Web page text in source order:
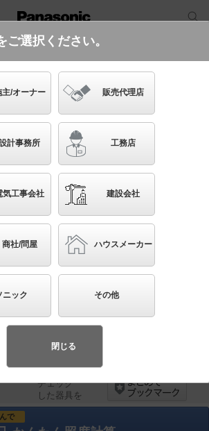
）
ワード
索 Natural以外のデザイン（畳数がおな
1/28
く 生産終了予定品を省く
ダウンロード
チェック
した器具を
で
ご選択ください。
主/オーナー 販売代理店
計事務所 工務店
気工事会社 建設会社
商社/問屋 ハウスメーカー
ニック その他
閉じる